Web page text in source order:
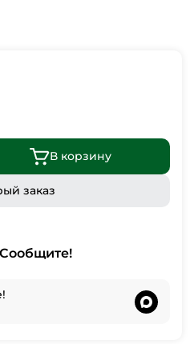
В корзину
заказ